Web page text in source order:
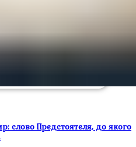
слово Предстоятеля, до якого